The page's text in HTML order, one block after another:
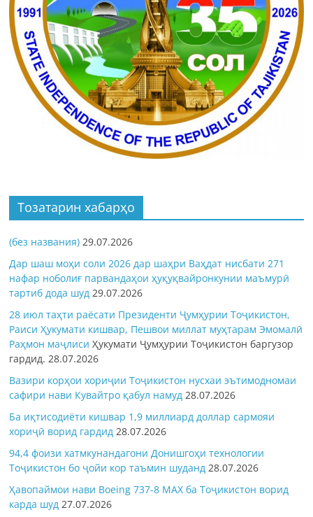
Тозатарин хабарҳо
(без названия) 29.07.2026
Дар шаш моҳи соли 2026 дар шаҳри Ваҳдат нисбати 271
нафар ноболиғ парвандаҳои ҳуқуқвайронкунии маъмурӣ
тартиб дода шуд 29.07.2026
28 июл таҳти раёсати Президенти Ҷумҳурии Тоҷикистон,
Раиси Ҳукумати кишвар, Пешвои миллат муҳтарам Эмомалӣ
Раҳмон маҷлисиҲукумати Ҷумҳурии Тоҷикистон баргузор
гардид.28.07.2026
Вазири корҳои хориҷии Тоҷикистон нусхаи эътимодномаи
сафири нави Кувайтро қабул намуд 28.07.2026
Ба иқтисодиёти кишвар 1,9 миллиард доллар сармояи
хориҷӣ ворид гардид 28.07.2026
94,4 фоизи хатмкунандагони Донишгоҳи технологии
Тоҷикистон бо ҷойи кор таъмин шуданд 28.07.2026
Ҳавопаймои нави Boeing 737-8 MAX ба Тоҷикистон ворид
карда шуд 27.07.2026